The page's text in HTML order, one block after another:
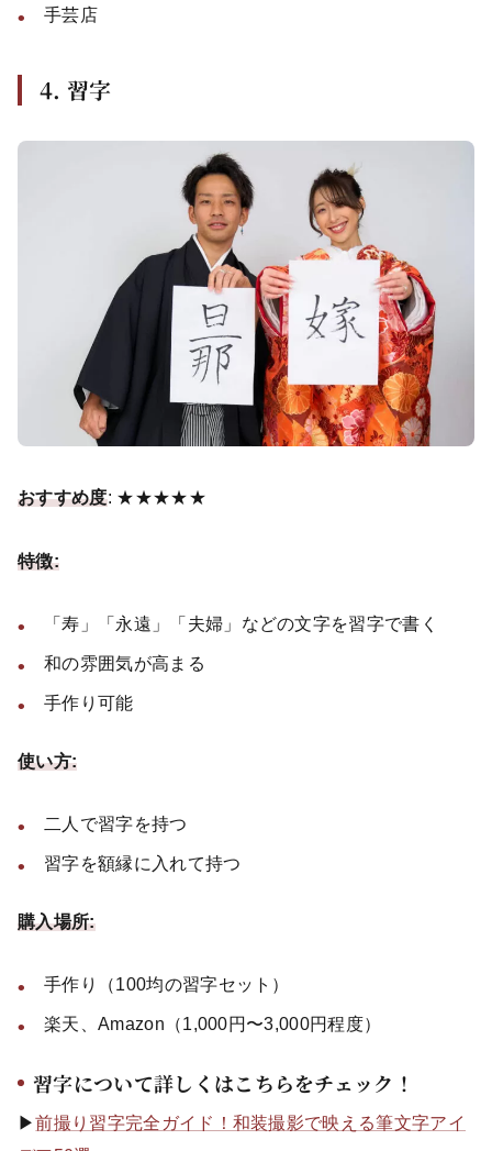
手芸店
4. 習字
おすすめ度: ★★★★★
特徴:
「寿」「永遠」「夫婦」などの文字を習字で書く
和の雰囲気が高まる
手作り可能
使い方:
二人で習字を持つ
習字を額縁に入れて持つ
購入場所:
手作り（100均の習字セット）
楽天、Amazon（1,000円〜3,000円程度）
習字について詳しくはこちらをチェック！
▶前撮り習字完全ガイド！和装撮影で映える筆文字アイ